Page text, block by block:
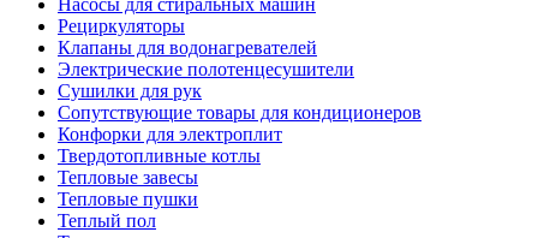
Рециркуляторы
Клапаны для водонагревателей
Электрические полотенцесушители
Сушилки для рук
Сопутствующие товары для кондиционеров
Конфорки для электроплит
Твердотопливные котлы
Тепловые завесы
Тепловые пушки
Теплый пол